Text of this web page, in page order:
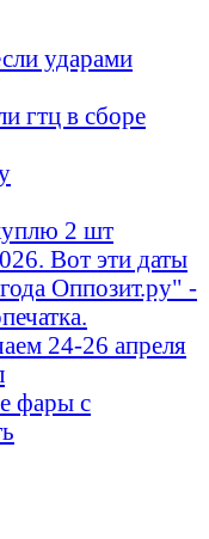
ударами
гтц в сборе
2 шт
Вот эти даты
Оппозит.ру" -
24-26 апреля
фары с